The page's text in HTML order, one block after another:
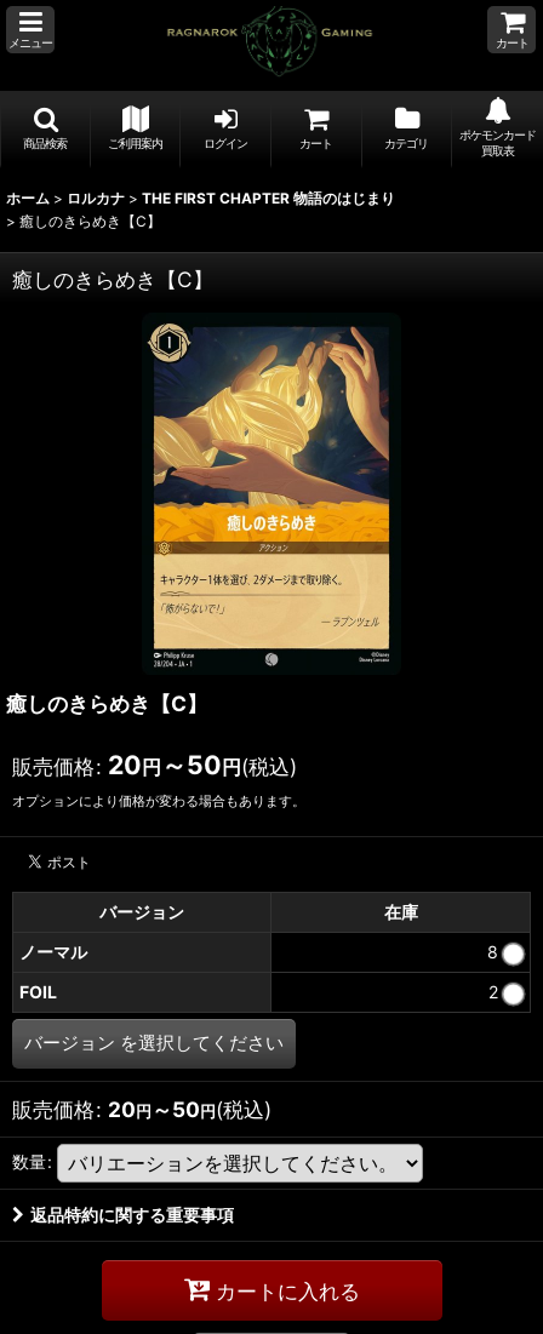
メニュー カート
商品検索 ご利用案内 ログイン カート カテゴリ
ポケモンカード
買取表
ホーム > ロルカナ > THE FIRST CHAPTER 物語のはじまり
> 癒しのきらめき【C】
癒しのきらめき【C】
癒しのきらめき【C】
販売価格: 20 円 ～50 円 (税込)
オプションにより価格が変わる場合もあります。
バージョン
在庫
ノーマル
8
FOIL
2
バージョン を選択してください
販売価格: 20円 ～50円(税込)
数量:
返品特約に関する重要事項
カートに入れる